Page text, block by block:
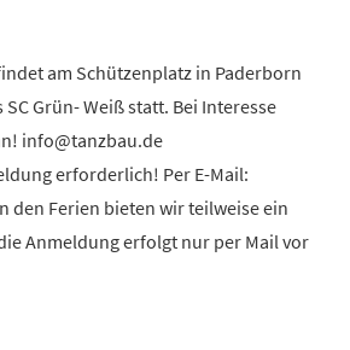
am Schützenplatz in Paderborn
Grün- Weiß statt. Bei Interesse
info@tanzbau.de
erforderlich! Per E-Mail:
den Ferien bieten wir teilweise ein
Anmeldung erfolgt nur per Mail vor